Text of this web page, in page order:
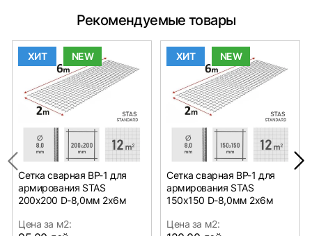
Рекомендуемые товары
ХИТ NEW
Сетка сварная ВР-1 для
армирования STAS
200х200 D-8,0мм 2х6м
Цена за м2:
ХИТ NEW
Сетка сварная ВР-1 для
армирования STAS
150х150 D-8,0мм 2х6м
Цена за м2: